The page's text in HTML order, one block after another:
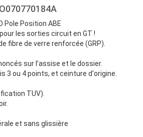
Pole Position ABE
les sorties circuit en GT !
fibre de verre renforcée (GRP).
sur l’assise et le dossier.
3 ou 4 points, et ceinture d'origine.
TUV).
et sans glissière